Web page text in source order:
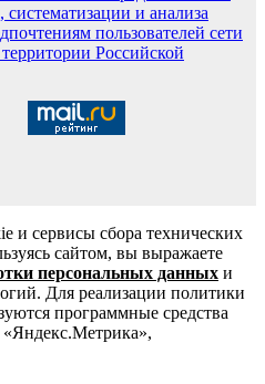
и анализа
пользователей сети
Российской
и сервисы сбора технических
сайтом, вы выражаете
персональных данных и
Для реализации политики
программные средства